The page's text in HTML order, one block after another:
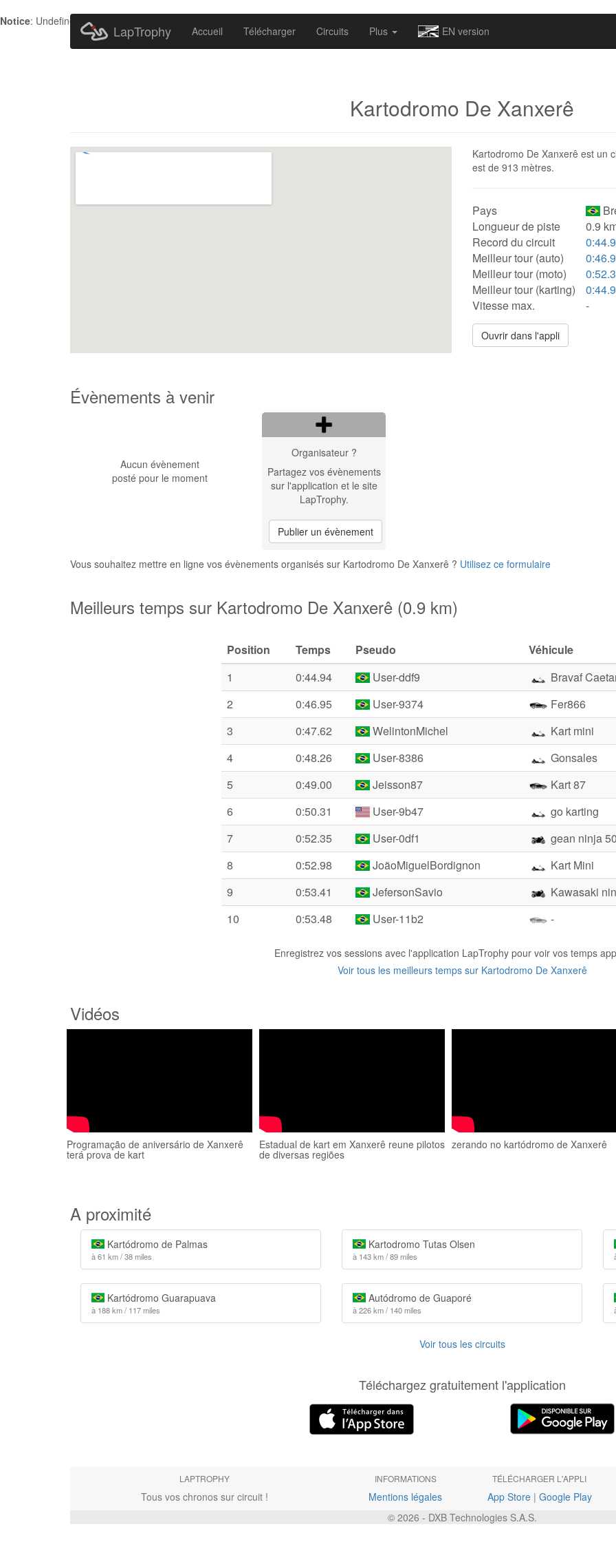
Notice: Undefined index: HTTP_ACCEPT_LANGUAGE in
LapTrophy Accueil Télécharger Circuits Plus EN version
Kartodromo De Xanxerê
Kartodromo De Xanxerê est un
est de 913 mètres.
Pays
Longueur de piste
0.9
Record du circuit
Meilleur tour (auto)
Meilleur tour (moto)
Meilleur tour (karting)
Vitesse max.
-
Ouvrir dans l'appli
Évènements à venir
Aucun évènement
posté pour le moment
Organisateur ?
Partagez vos évènements
sur l'application et le site
LapTrophy.
Publier un évènement
Vous souhaitez mettre en ligne vos évènements organisés sur Kartodromo De Xanxerê ? Utilisez ce formulaire
Meilleurs temps sur Kartodromo De Xanxerê (0.9 km)
Position Temps Pseudo
Véhicule
1
0:44.94 User-ddf9
Bravaf
2
0:46.95 User-9374
Fer866
3
0:47.62 WelintonMichel
Kart mini
4
0:48.26 User-8386
Gonsales
5
0:49.00 Jeisson87
Kart 87
6
0:50.31 User-9b47
go karting
7
0:52.35 User-0df1
gean ninja
8
0:52.98 JoãoMiguelBordignon
Kart Mini
9
0:53.41 JefersonSavio
Kawasaki
10
0:53.48 User-11b2 -
Enregistrez vos sessions avec l'application LapTrophy pour voir vos temps
Voir tous les meilleurs temps sur Kartodromo De Xanxerê
Vidéos
Programação de aniversário de Xanxerê
terá prova de kart
Estadual de kart em Xanxerê reune pilotos
de diversas regiões
zerando no kartódromo de Xanxerê
A proximité
Kartódromo de Palmas
à 61 km / 38 miles
Kartodromo Tutas Olsen
à 143 km / 89 miles
Kartódromo Guarapuava
à 188 km / 117 miles
Autódromo de Guaporé
à 226 km / 140 miles
Voir tous les circuits
Téléchargez gratuitement l'application
LAPTROPHY
Tous vos chronos sur circuit !
INFORMATIONS
Mentions légales
TÉLÉCHARGER L'APPLI
App Store| Google Play
© 2026 - DXB Technologies S.A.S.